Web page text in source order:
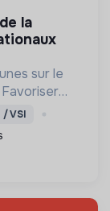
sur le
par le sport
VSI